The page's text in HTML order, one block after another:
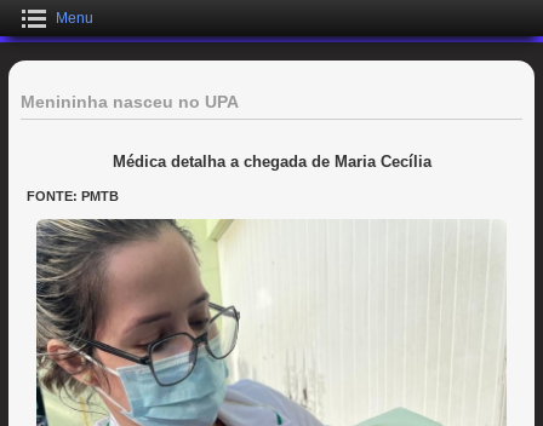
Menu
Menininha nasceu no UPA
Médica detalha a chegada de Maria Cecília
FONTE: PMTB